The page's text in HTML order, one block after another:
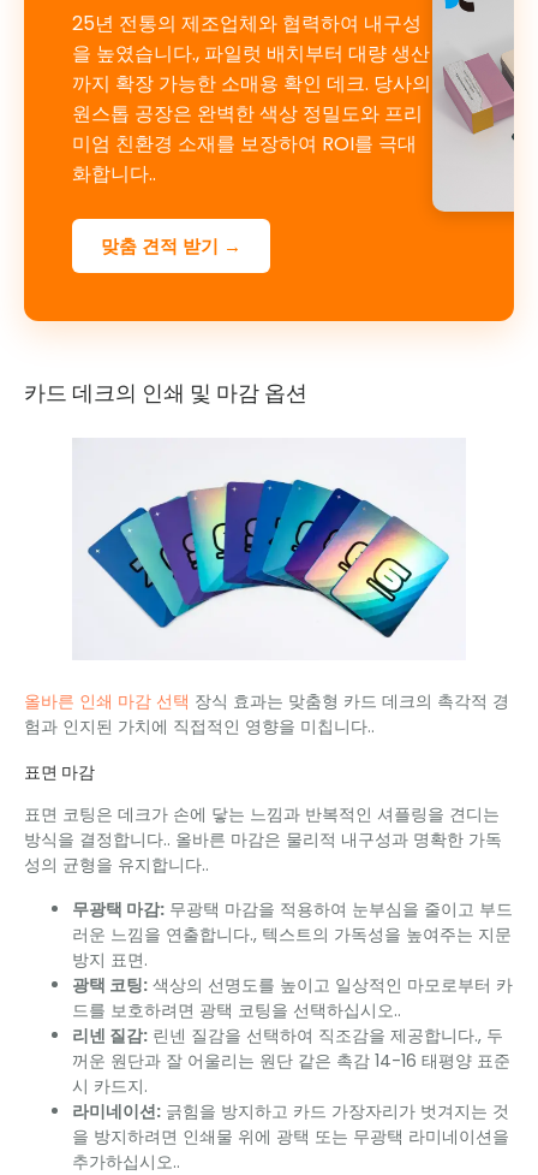
25년 전통의 제조업체와 협력하여 내구성
을 높였습니다., 파일럿 배치부터 대량 생산
까지 확장 가능한 소매용 확인 데크. 당사의
원스톱 공장은 완벽한 색상 정밀도와 프리
미엄 친환경 소재를 보장하여 ROI를 극대
화합니다..
맞춤 견적 받기 →
카드 데크의 인쇄 및 마감 옵션
올바른 인쇄 마감 선택 장식 효과는 맞춤형 카드 데크의 촉각적 경
험과 인지된 가치에 직접적인 영향을 미칩니다..
표면 마감
표면 코팅은 데크가 손에 닿는 느낌과 반복적인 셔플링을 견디는
방식을 결정합니다.. 올바른 마감은 물리적 내구성과 명확한 가독
성의 균형을 유지합니다..
무광택 마감: 무광택 마감을 적용하여 눈부심을 줄이고 부드
러운 느낌을 연출합니다., 텍스트의 가독성을 높여주는 지문
방지 표면.
광택 코팅: 색상의 선명도를 높이고 일상적인 마모로부터 카
드를 보호하려면 광택 코팅을 선택하십시오..
리넨 질감: 린넨 질감을 선택하여 직조감을 제공합니다., 두
꺼운 원단과 잘 어울리는 원단 같은 촉감 14-16 태평양 표준
시 카드지.
라미네이션: 긁힘을 방지하고 카드 가장자리가 벗겨지는 것
을 방지하려면 인쇄물 위에 광택 또는 무광택 라미네이션을
추가하십시오..